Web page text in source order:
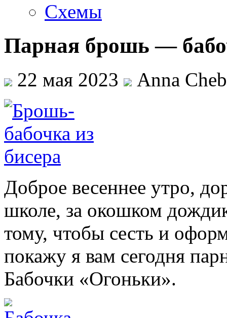
Схемы
Парная брошь —
22 мая 2023 Anna
Доброе весеннее утро,
школе, за окошком
тому, чтобы сесть и
покажу я вам сегодня
Бабочки «Огоньки».